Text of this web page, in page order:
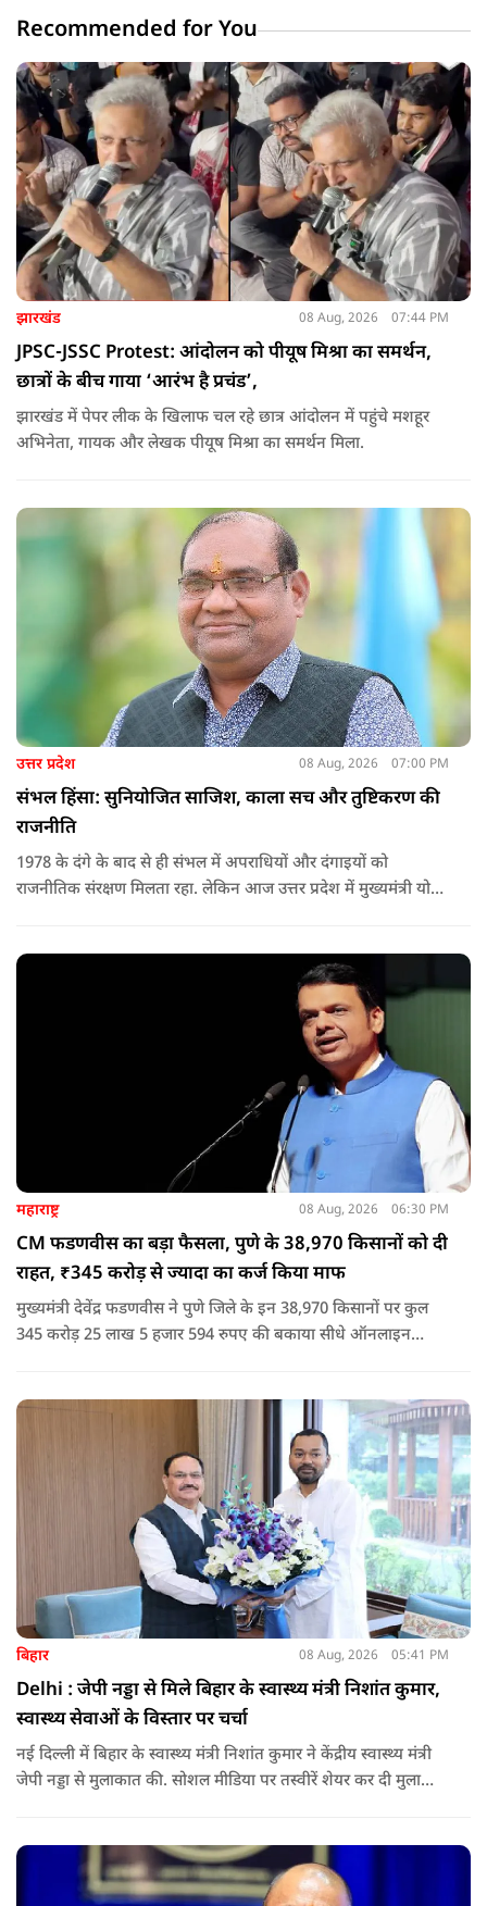
Recommended for You
झारखंड 08 Aug, 2026 07:44 PM
JPSC-JSSC Protest: आंदोलन को पीयूष मिश्रा का समर्थन,
छात्रों के बीच गाया ‘आरंभ है प्रचंड’,
झारखंड में पेपर लीक के खिलाफ चल रहे छात्र आंदोलन में पहुंचे मशहूर
अभिनेता, गायक और लेखक पीयूष मिश्रा का समर्थन मिला.
उत्तर प्रदेश 08 Aug, 2026 07:00 PM
संभल हिंसा: सुनियोजित साजिश, काला सच और तुष्टिकरण की
राजनीति
1978 के दंगे के बाद से ही संभल में अपराधियों और दंगाइयों को
राजनीतिक संरक्षण मिलता रहा. लेकिन आज उत्तर प्रदेश में मुख्यमंत्री योगी
नेता या सांसद क्यों न हो, यदि वह राज्य की शांति और सुरक्षा से खिलवाड़
महाराष्ट्र 08 Aug, 2026 06:30 PM
CM फडणवीस का बड़ा फैसला, पुणे के 38,970 किसानों को दी
राहत, ₹345 करोड़ से ज्यादा का कर्ज किया माफ
मुख्यमंत्री देवेंद्र फडणवीस ने पुणे जिले के इन 38,970 किसानों पर कुल
345 करोड़ 25 लाख 5 हजार 594 रुपए की बकाया सीधे ऑनलाइन
बिहार 08 Aug, 2026 05:41 PM
Delhi : जेपी नड्डा से मिले बिहार के स्वास्थ्य मंत्री निशांत कुमार,
स्वास्थ्य सेवाओं के विस्तार पर चर्चा
नई दिल्ली में बिहार के स्वास्थ्य मंत्री निशांत कुमार ने केंद्रीय स्वास्थ्य मंत्री
जेपी नड्डा से मुलाकात की. सोशल मीडिया पर तस्वीरें शेयर कर दी मुलाकात